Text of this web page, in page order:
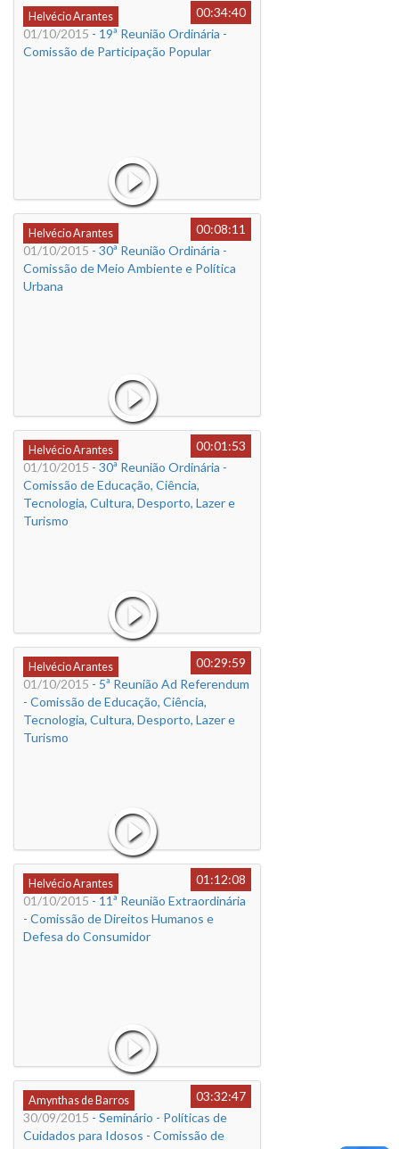
Helvécio Arantes
00:34:40
01/10/2015 - 19ª Reunião Ordinária -
Comissão de Participação Popular
Helvécio Arantes
00:08:11
01/10/2015 - 30ª Reunião Ordinária -
Comissão de Meio Ambiente e Política
Urbana
Helvécio Arantes
00:01:53
01/10/2015 - 30ª Reunião Ordinária -
Comissão de Educação, Ciência,
Tecnologia, Cultura, Desporto, Lazer e
Turismo
Helvécio Arantes
00:29:59
01/10/2015 - 5ª Reunião Ad Referendum
- Comissão de Educação, Ciência,
Tecnologia, Cultura, Desporto, Lazer e
Turismo
Helvécio Arantes
01:12:08
01/10/2015 - 11ª Reunião Extraordinária
- Comissão de Direitos Humanos e
Defesa do Consumidor
Amynthas de Barros
03:32:47
30/09/2015 - Seminário - Políticas de
Cuidados para Idosos - Comissão de